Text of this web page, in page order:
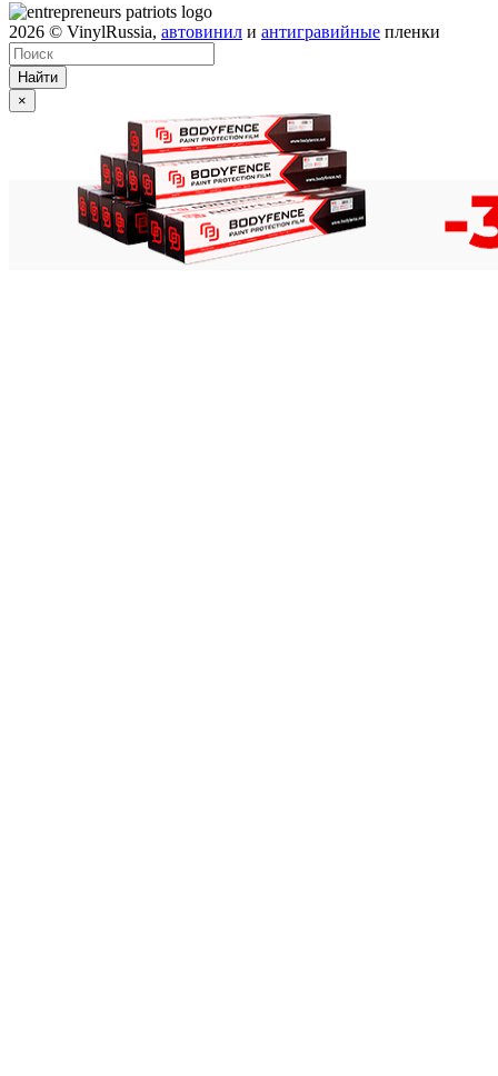
2026 © VinylRussia, автовинил и антигравийные пленки
Найти
×